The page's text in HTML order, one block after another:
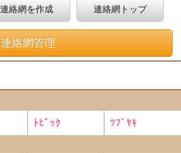
連絡網を作成 連絡網トップ
連絡網管理
ﾄﾋﾟｯｸ
ﾂﾌﾞﾔｷ